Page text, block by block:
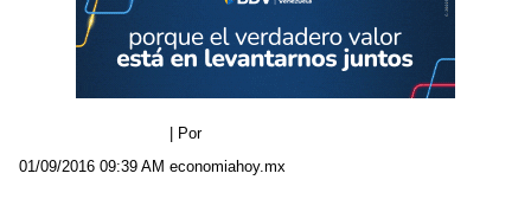
01/09/2016 09:39 AM
| Por
economiahoy.mx